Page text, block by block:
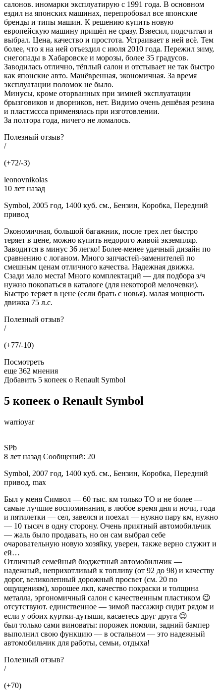
салонов. иномарки эксплуатирую с 1991 года. В основном
ездил на японских машинах, перепробовал все японские
бренды и типы машин. К решению купить новую
европейскую машину пришёл не сразу. Взвесил, подсчитал и
выбрал. Цена, качество и простота. Устраивает в ней всё. Тем
более, что я на ней отъездил с июля 2010 года. Пережил зиму,
снегопады в Хабаровске и морозы, более 35 градусов.
Заводилась отлично, тёплый салон и отстывает не так быстро
как японские авто. Манёвренная, экономичная. За время
эксплуатации поломок не было.
Минусы, кроме оторванных при зимней эксплуатации
брызговиков и дворников, нет. Видимо очень дешёвая резина
и пластмссса применялась при изготовлении.
За полтора года, ничего не ломалось.
Полезный отзыв?
/
(+72/-3)
leonovnikolas
10 лет назад
Symbol, 2005 год, 1400 куб. см., Бензин, Коробка, Передний
привод
Экономичная, большой багажник, после трех лет быстро
теряет в цене, можно купить недорого живой экземпляр.
Заводится в минус 36 легко! Более-менее удачный дизайн по
сравнению с логаном. Много запчастей-заменителей по
смешным ценам отличного качества. Надежная движка.
Сзади мало места! Много комплектаций — для подбора з/ч
нужно покопаться в каталоге (для некоторой мелочевки).
Быстро теряет в цене (если брать с новья). малая мощность
движка 75 л.с.
Полезный отзыв?
/
(+77/-10)
Посмотреть
еще 362 мнения
Добавить 5 копеек о Renault Symbol
5 копеек о Renault Symbol
warrioyar
SPb
8 лет назад Сообщений: 20
Symbol, 2007 год, 1400 куб. см., Бензин, Коробка, Передний
привод, max
Был у меня Символ — 60 тыс. км только ТО и не более —
самые лучшие воспоминания, в любое время дня и ночи, года
и пятилетки — сел, завелся и поехал — нужно пару км, нужно
— 10 тысяч в одну сторону. Очень приятный автомобильчик
— жаль было продавать, но он сам выбрал себе
очаровательную новую хозяйку, уверен, также верно служит и
ей…
Отличный семейный бюджетный автомобильчик —
надежный, неприхотливый к топливу (от 92 до 98) и качеству
дорог, великолепный дорожный просвет (см. 20 по
ощущениям), хорошее лкп, качество покраски и толщина
металла, эргономичный салон с качественным пластиком 😉
отсутствуют. единственное — зимой пассажир сидит рядом и
если у обоих куртки-дутыши, касаетесь друг друга 😉
был только сами виноваты: порожек помяли, задний бампер
выполнил свою функцию — в остальном — это надежный
автомобильчик для работы, семьи, отдыха!
Полезный отзыв?
/
(+70)